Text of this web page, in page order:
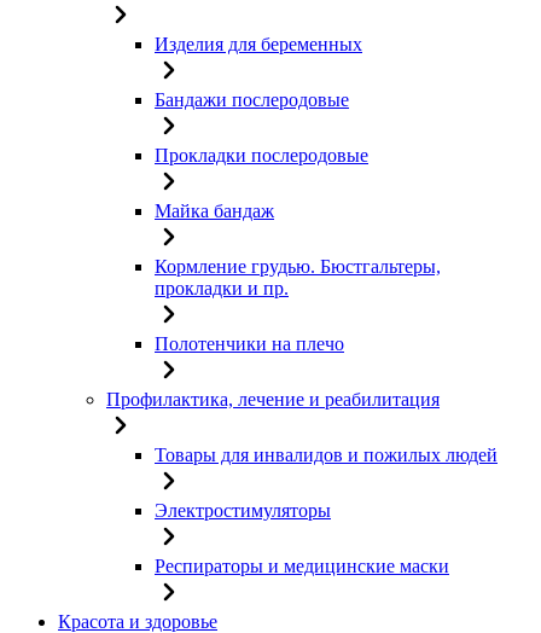
Изделия для беременных
Бандажи послеродовые
Прокладки послеродовые
Майка бандаж
Кормление грудью. Бюстгальтеры,
прокладки и пр.
Полотенчики на плечо
Профилактика, лечение и реабилитация
Товары для инвалидов и пожилых людей
Электростимуляторы
Респираторы и медицинские маски
Красота и здоровье